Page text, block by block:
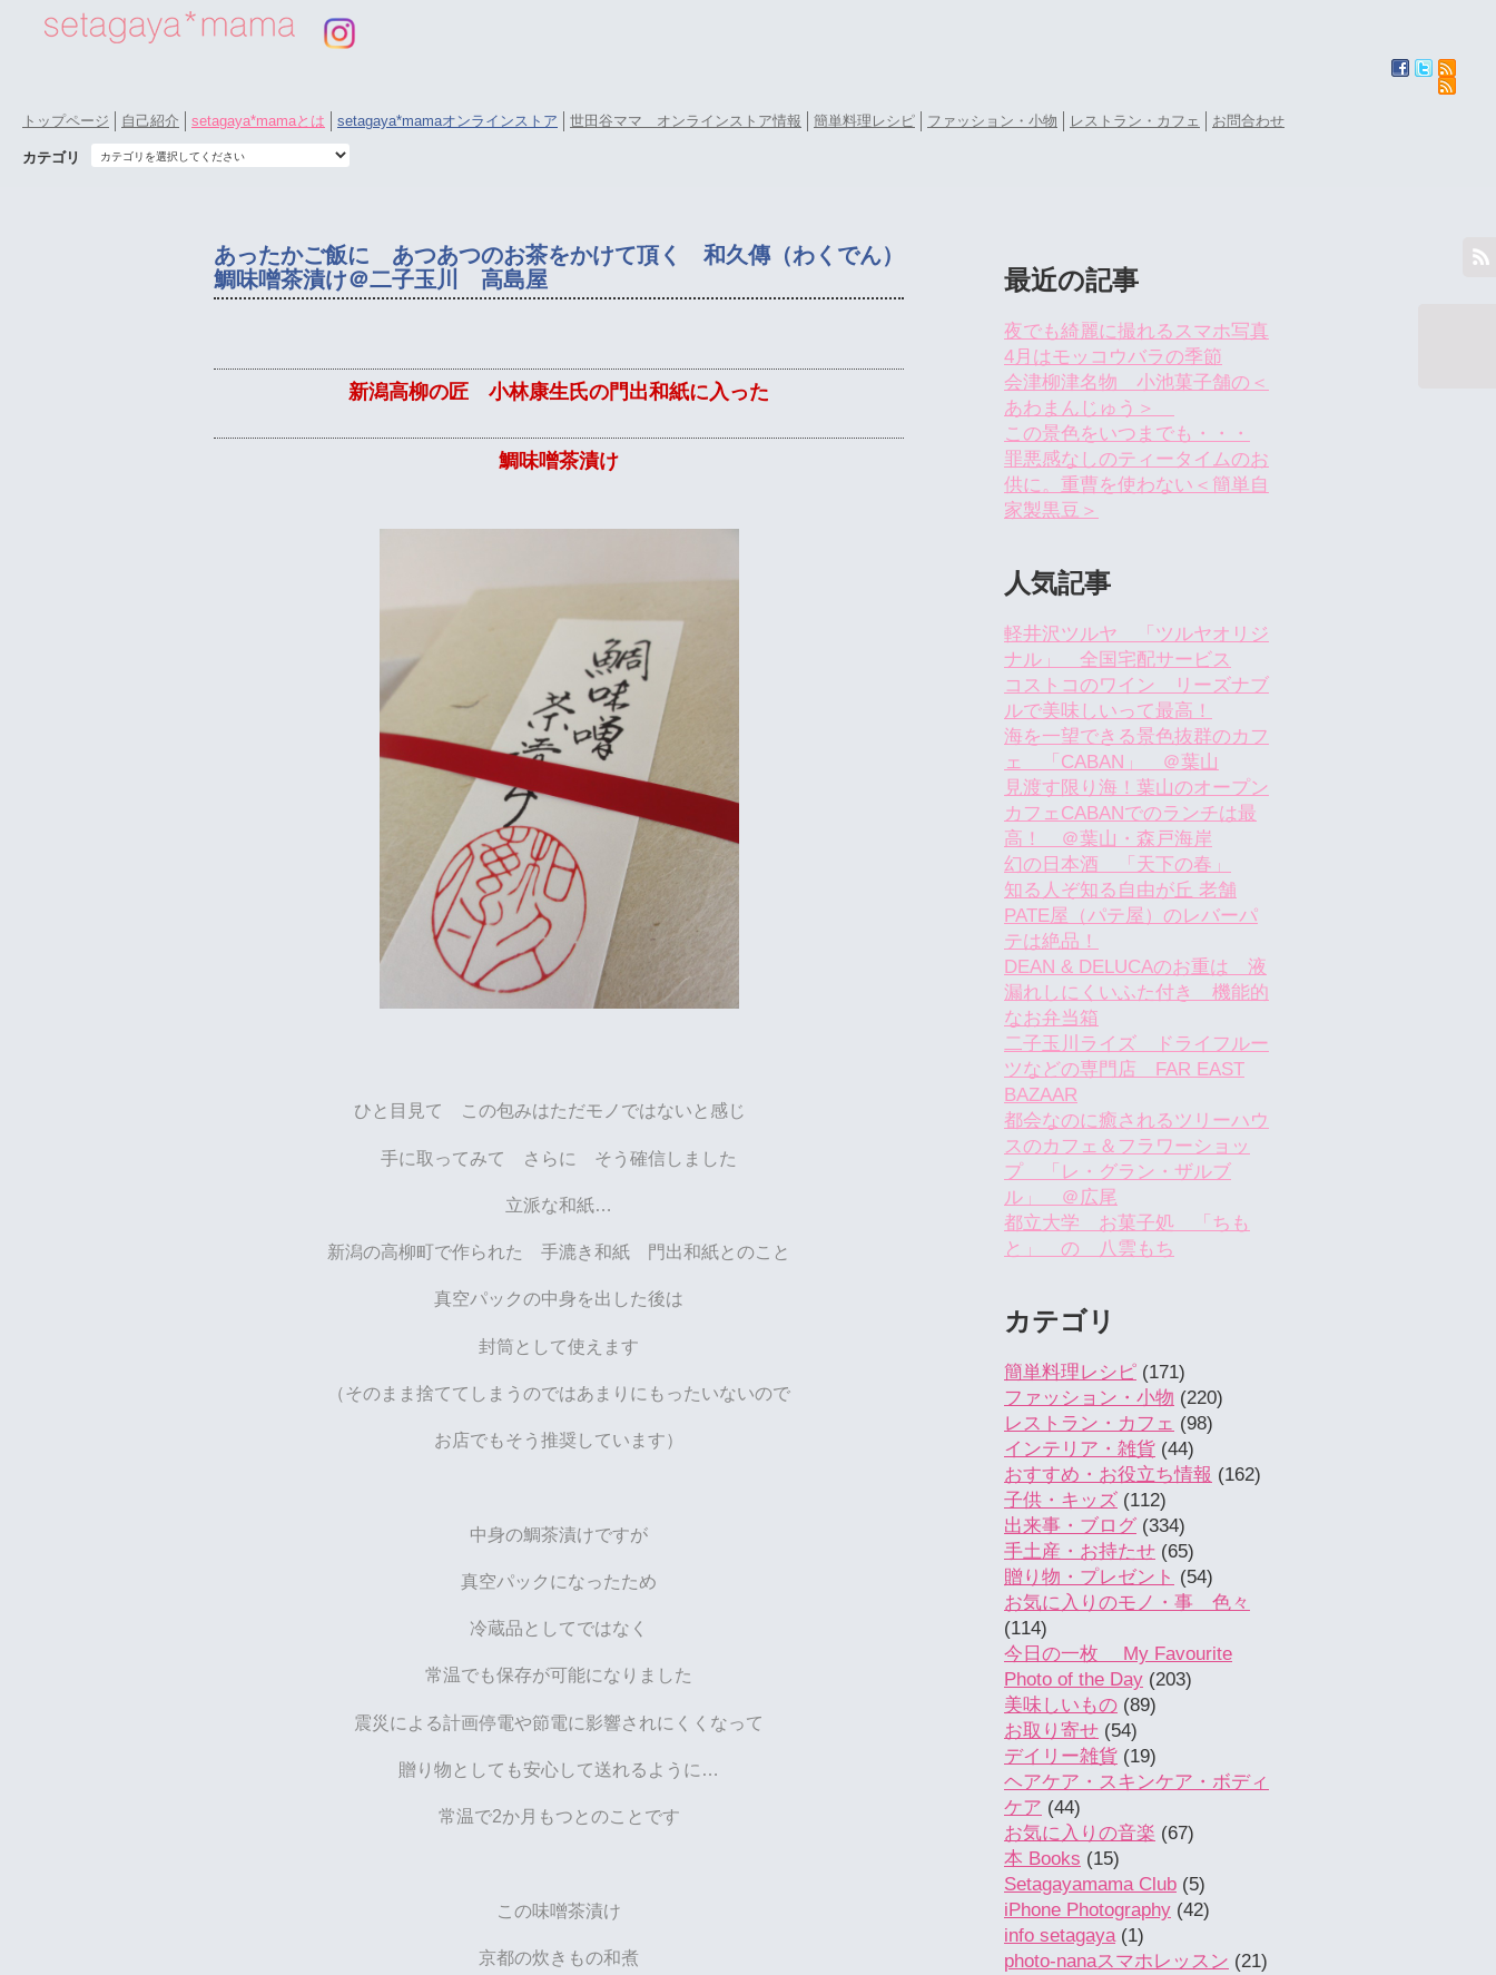
トップページ 自己紹介 setagaya*mamaとは setagaya*mamaオンラインストア 世田谷ママ オンラインストア情報 簡単料理レシピ ファッション・小物 レストラン・カフェ お問合わせ
カテゴリ
あったかご飯に あつあつのお茶をかけて頂く 和久傳（わくでん）
鯛味噌茶漬け＠二子玉川 高島屋
新潟高柳の匠 小林康生氏の門出和紙に入った
鯛味噌茶漬け
ひと目見て この包みはただモノではないと感じ
手に取ってみて さらに そう確信しました
立派な和紙…
新潟の高柳町で作られた 手漉き和紙 門出和紙とのこと
真空パックの中身を出した後は
封筒として使えます
（そのまま捨ててしまうのではあまりにもったいないので
お店でもそう推奨しています）
中身の鯛茶漬けですが
真空パックになったため
冷蔵品としてではなく
常温でも保存が可能になりました
震災による計画停電や節電に影響されにくくなって
贈り物としても安心して送れるように…
常温で2か月もつとのことです
この味噌茶漬け
京都の炊きもの和煮
最近の記事
夜でも綺麗に撮れるスマホ写真
4月はモッコウバラの季節
会津柳津名物 小池菓子舗の＜
あわまんじゅう＞
この景色をいつまでも・・・
罪悪感なしのティータイムのお
供に。重曹を使わない＜簡単自
家製黒豆＞
人気記事
軽井沢ツルヤ 「ツルヤオリジ
ナル」 全国宅配サービス
コストコのワイン リーズナブ
ルで美味しいって最高！
海を一望できる景色抜群のカフ
ェ 「CABAN」 ＠葉山
見渡す限り海！葉山のオープン
カフェCABANでのランチは最
高！ ＠葉山・森戸海岸
幻の日本酒 「天下の春」
知る人ぞ知る自由が丘 老舗
PATE屋（パテ屋）のレバーパ
テは絶品！
DEAN & DELUCAのお重は 液
漏れしにくいふた付き 機能的
なお弁当箱
二子玉川ライズ ドライフルー
ツなどの専門店 FAR EAST
BAZAAR
都会なのに癒されるツリーハウ
スのカフェ＆フラワーショッ
プ 「レ・グラン・ザルブ
ル」 ＠広尾
都立大学 お菓子処 「ちも
と」 の 八雲もち
カテゴリ
簡単料理レシピ (171)
ファッション・小物 (220)
レストラン・カフェ (98)
インテリア・雑貨 (44)
おすすめ・お役立ち情報 (162)
子供・キッズ (112)
出来事・ブログ (334)
手土産・お持たせ (65)
贈り物・プレゼント (54)
お気に入りのモノ・事 色々
(114)
今日の一枚 My Favourite
Photo of the Day (203)
美味しいもの (89)
お取り寄せ (54)
デイリー雑貨 (19)
ヘアケア・スキンケア・ボディ
ケア (44)
お気に入りの音楽 (67)
本 Books (15)
Setagayamama Club (5)
iPhone Photography (42)
info setagaya(1)
photo-nanaスマホレッスン (21)